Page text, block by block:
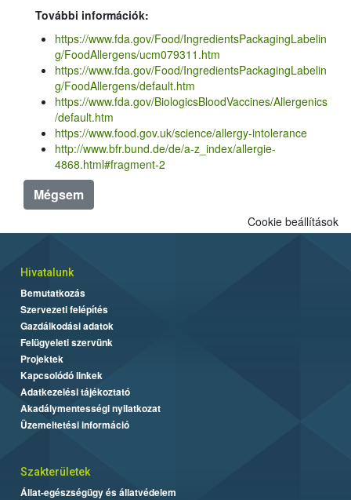
További információk:
https://www.fda.gov/Food/IngredientsPackagingLabelin
g/FoodAllergens/ucm079311.htm
https://www.fda.gov/Food/IngredientsPackagingLabelin
g/FoodAllergens/default.htm
https://www.fda.gov/BiologicsBloodVaccines/Allergenics
/default.htm
https://www.food.gov.uk/science/allergy-intolerance
http://www.bfr.bund.de/de/a-z_index/allergie-
4868.html#fragment-2
Mégsem
Cookie beállítások
Hivatalunk
Bemutatkozás
Szervezeti felépítés
Gazdálkodási adatok
Felügyeleti szervünk
Projektek
Kapcsolódó linkek
Adatkezelési tájékoztató
Akadálymentességi nyilatkozat
Üzemeltetési információ
Szakterületek
Állat-egészségügy és állatvédelem